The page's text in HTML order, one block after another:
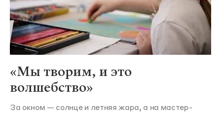
«Мы творим, и это
волшебство»
За окном — солнце и летняя жара, а на мастер-